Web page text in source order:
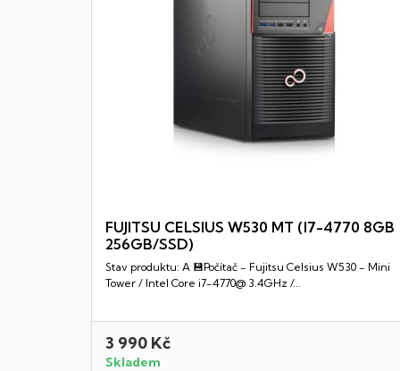
FUJITSU CELSIUS W530 MT (I7-4770 8GB
256GB/SSD)
Stav produktu: A 💾Počítač - Fujitsu Celsius W530 - Mini
Tower / Intel Core i7-4770@ 3.4GHz /...
3 990 Kč
Skladem